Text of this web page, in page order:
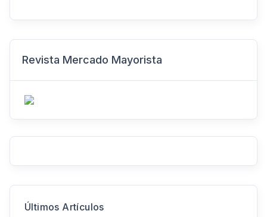
Revista Mercado Mayorista
Últimos Artículos